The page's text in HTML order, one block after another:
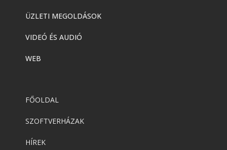
ÜZLETI MEGOLDÁSOK
VIDEÓ ÉS AUDIÓ
WEB
FŐOLDAL
SZOFTVERHÁZAK
HÍREK